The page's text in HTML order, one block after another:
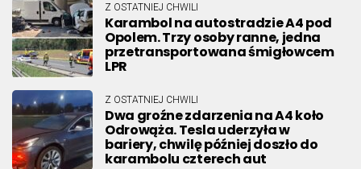
Z OSTATNIEJ CHWILI
Karambol na autostradzie A4 pod
Opolem. Trzy osoby ranne, jedna
przetransportowana śmigłowcem
LPR
Z OSTATNIEJ CHWILI
Dwa groźne zdarzenia na A4 koło
Odrowąża. Tesla uderzyła w
bariery, chwilę później doszło do
karambolu czterech aut